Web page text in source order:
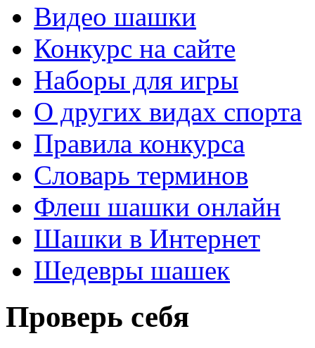
Видео шашки
Конкурс на сайте
Наборы для игры
О других видах спорта
Правила конкурса
Словарь терминов
Флеш шашки онлайн
Шашки в Интернет
Шедевры шашек
Проверь себя